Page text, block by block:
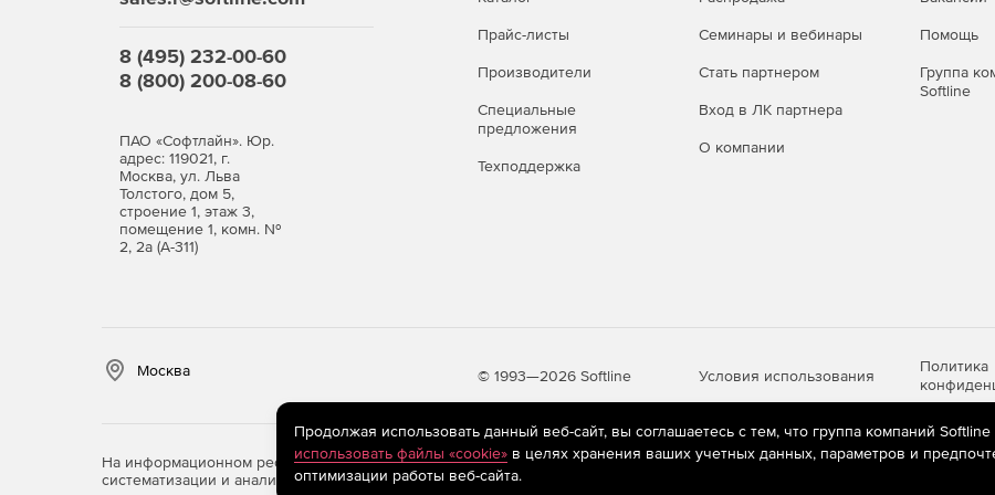
Возможность запуска без инсталляции и работы в режиме командной строки.
Русскоязычный интерфейс.
8 (495) 232-00-60
8 (800) 200-08-60
ПАО «Софтлайн». Юр.
адрес: 119021, г.
Москва, ул. Льва
Толстого, дом 5,
строение 1, этаж 3,
помещение 1, комн. №
2, 2а (А-311)
Прайс-листы
Производители
Специальные
предложения
Техподдержка
Семинары и вебинары
Стать партнером
Вход в ЛК партнера
О компании
Помощь
Группа
Softline
Москва © 1993—2026 Softline Условия использования
Политика
На информационном ресурсе store.softline.ru применяютсярекомендательные технологии (информационные технологии
систематизации и анализа сведений, относящихся к предпочтениям пользователей сети «Интернет», находящихся на
Продолжая использовать данный веб-сайт, вы соглашаетесь с тем, что группа компаний
использовать файлы «cookie»в целях хранения ваших учетных данных, параметров и
оптимизации работы веб-сайта.